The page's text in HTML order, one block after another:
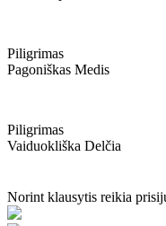
Piligrimas
Pagoniškas Medis
Piligrimas
Vaiduokliška Delčia
Norint klausytis reikia